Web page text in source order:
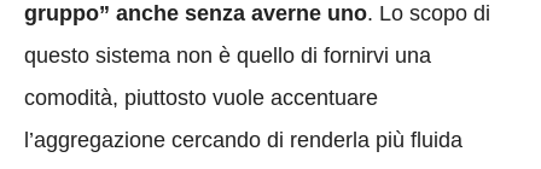
gruppo” anche senza averne uno. Lo scopo di
questo sistema non è quello di fornirvi una
comodità, piuttosto vuole accentuare
l’aggregazione cercando di renderla più fluida